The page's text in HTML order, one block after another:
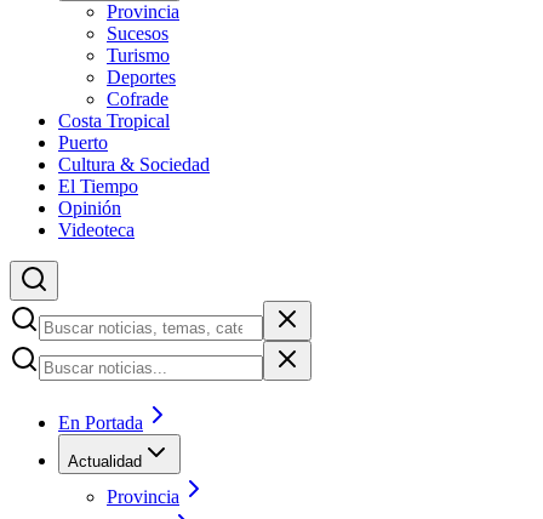
Provincia
Sucesos
Turismo
Deportes
Cofrade
Costa Tropical
Puerto
Cultura & Sociedad
El Tiempo
Opinión
Videoteca
En Portada
Actualidad
Provincia